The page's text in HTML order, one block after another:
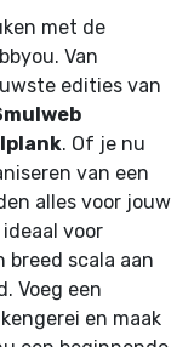
met de
Van
edities van
. Of je nu
van een
alles voor jouw
ideaal voor
breed scala aan
Voeg een
en maak